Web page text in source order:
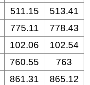
511.15
513.41
775.11
778.43
102.06
102.54
760.55
763
861.31
865.12